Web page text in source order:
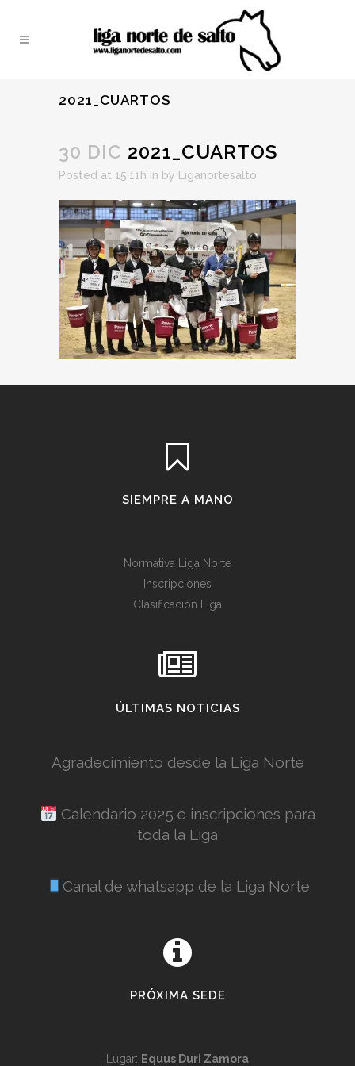
2021_CUARTOS
30 DIC 2021_CUARTOS
Posted at 15:11h in by Liganortesalto
SIEMPRE A MANO
Normativa Liga Norte
Inscripciones
Clasificación Liga
ÚLTIMAS NOTICIAS
Agradecimiento desde la Liga Norte
Calendario 2025 e inscripciones para
toda la Liga
Canal de whatsapp de la Liga Norte
PRÓXIMA SEDE
Lugar: Equus Duri Zamora